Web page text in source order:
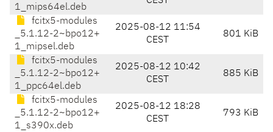
1_mips64el.deb
fcitx5-modules
_5.1.12-2~bpo12+
1_mipsel.deb
2025-08-12 11:54
CEST
801 KiB
fcitx5-modules
_5.1.12-2~bpo12+
1_ppc64el.deb
2025-08-12 10:42
CEST
885 KiB
fcitx5-modules
_5.1.12-2~bpo12+
1_s390x.deb
2025-08-12 18:28
CEST
793 KiB